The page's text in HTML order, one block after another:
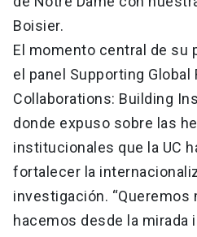
Boisier.
El momento central de su
el panel Supporting Global
Collaborations: Building
donde expuso sobre las
institucionales que la UC
fortalecer la
investigación. “Queremos
hacemos desde la mirada